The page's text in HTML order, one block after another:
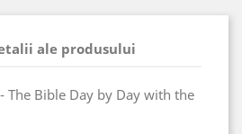
ale produsului
The Bible Day by Day with the